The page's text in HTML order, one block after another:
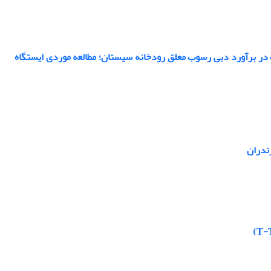
برآورد دبی رسوب معلق رودخانه سیستان؛ مطالعه موردی ایستگاه